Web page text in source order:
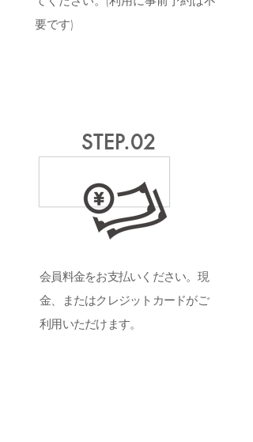
要です)
STEP.02
会員料金をお支払いください。現
金、またはクレジットカードがご
利用いただけます。